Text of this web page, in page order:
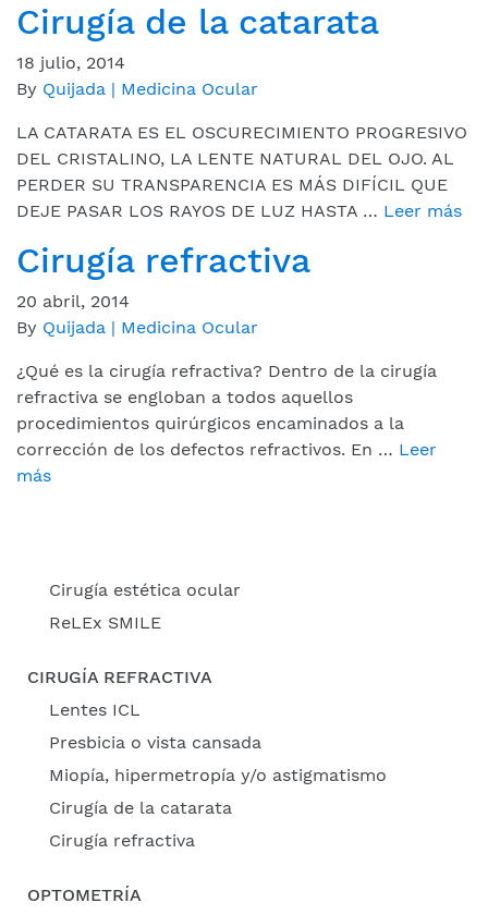
Cirugía de la catarata
18 julio, 2014
By Quijada | Medicina Ocular
LA CATARATA ES EL OSCURECIMIENTO PROGRESIVO
DEL CRISTALINO, LA LENTE NATURAL DEL OJO. AL
PERDER SU TRANSPARENCIA ES MÁS DIFÍCIL QUE
DEJE PASAR LOS RAYOS DE LUZ HASTA … Leer más
Cirugía refractiva
20 abril, 2014
By Quijada | Medicina Ocular
¿Qué es la cirugía refractiva? Dentro de la cirugía
refractiva se engloban a todos aquellos
procedimientos quirúrgicos encaminados a la
corrección de los defectos refractivos. En … Leer
más
Cirugía estética ocular
ReLEx SMILE
CIRUGÍA REFRACTIVA
Lentes ICL
Presbicia o vista cansada
Miopía, hipermetropía y/o astigmatismo
Cirugía de la catarata
Cirugía refractiva
OPTOMETRÍA